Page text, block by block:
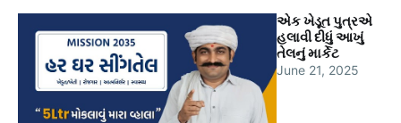
એક ખેડૂત પુત્રએ
હલાવી દીધું આખું
તેલનું માર્કેટ
June 21, 2025